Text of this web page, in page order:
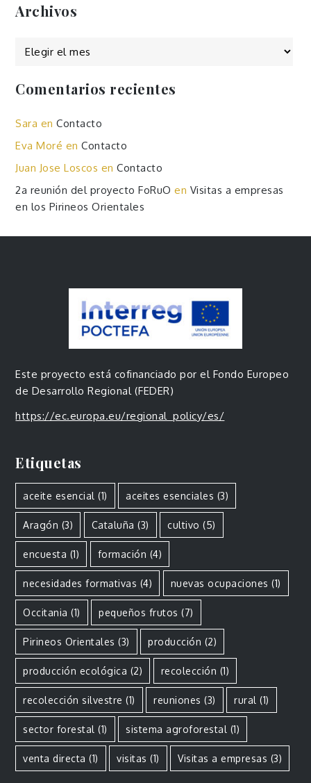
Archivos
Comentarios recientes
Sara enContacto
Eva Moré enContacto
Juan Jose Loscos enContacto
2a reunión del proyecto FoRuO en Visitas a empresas
en los Pirineos Orientales
Este proyecto está cofinanciado por el Fondo Europeo
de Desarrollo Regional (FEDER)
https://ec.europa.eu/regional_policy/es/
Etiquetas
aceite esencial (1) aceites esenciales (3)
Aragón (3) Cataluña (3) cultivo (5)
encuesta (1) formación (4)
necesidades formativas (4) nuevas ocupaciones (1)
Occitania (1) pequeños frutos (7)
Pirineos Orientales (3) producción (2)
producción ecológica (2) recolección (1)
recolección silvestre (1) reuniones (3) rural (1)
sector forestal (1) sistema agroforestal (1)
venta directa (1) visitas (1) Visitas a empresas (3)